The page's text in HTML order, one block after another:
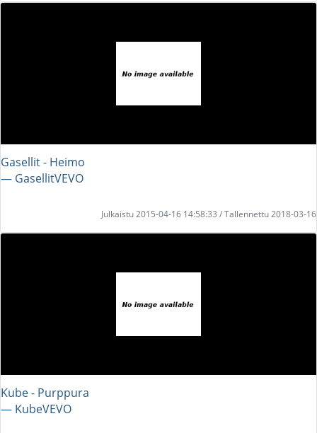
Gasellit - Heimo
― GasellitVEVO
Julkaistu 2015-04-16 14:58:33 / Tallennettu 2018-03-16
Kube - Purppura
― KubeVEVO